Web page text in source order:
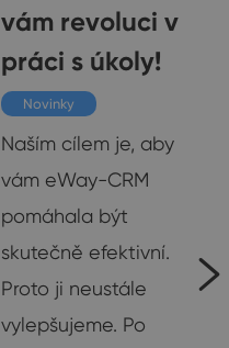
vám revoluci v
práci s úkoly!
Novinky
Naším cílem je, aby
vám eWay-CRM
pomáhala být
skutečně efektivní.
Proto ji neustále
vylepšujeme. Po